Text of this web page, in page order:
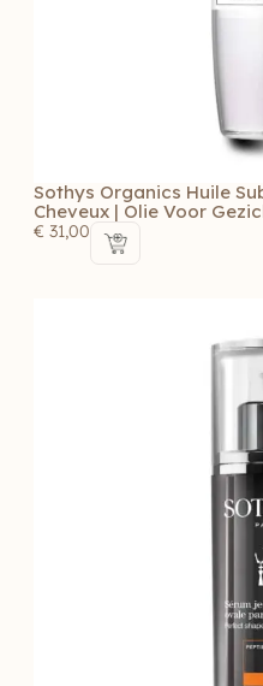
Sothys Organics Huile
Cheveux | Olie Voor
€ 31,00